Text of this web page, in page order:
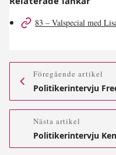
83 – Valspecial med
Föregående artikel
Politikerintervju
Nästa artikel
Politikerintervju